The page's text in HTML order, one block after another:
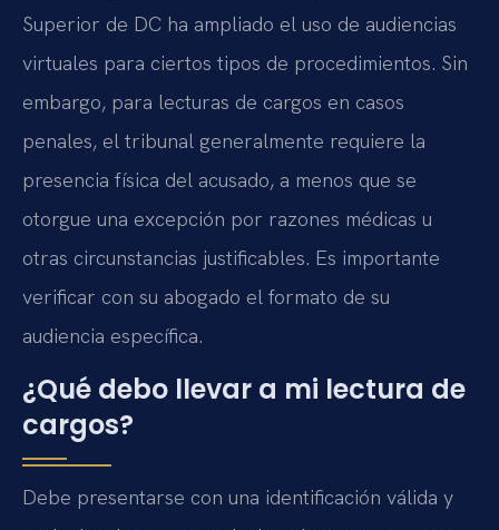
Superior de DC ha ampliado el uso de audiencias
virtuales para ciertos tipos de procedimientos. Sin
embargo, para lecturas de cargos en casos
penales, el tribunal generalmente requiere la
presencia física del acusado, a menos que se
otorgue una excepción por razones médicas u
otras circunstancias justificables. Es importante
verificar con su abogado el formato de su
audiencia específica.
¿Qué debo llevar a mi lectura de
cargos?
Debe presentarse con una identificación válida y